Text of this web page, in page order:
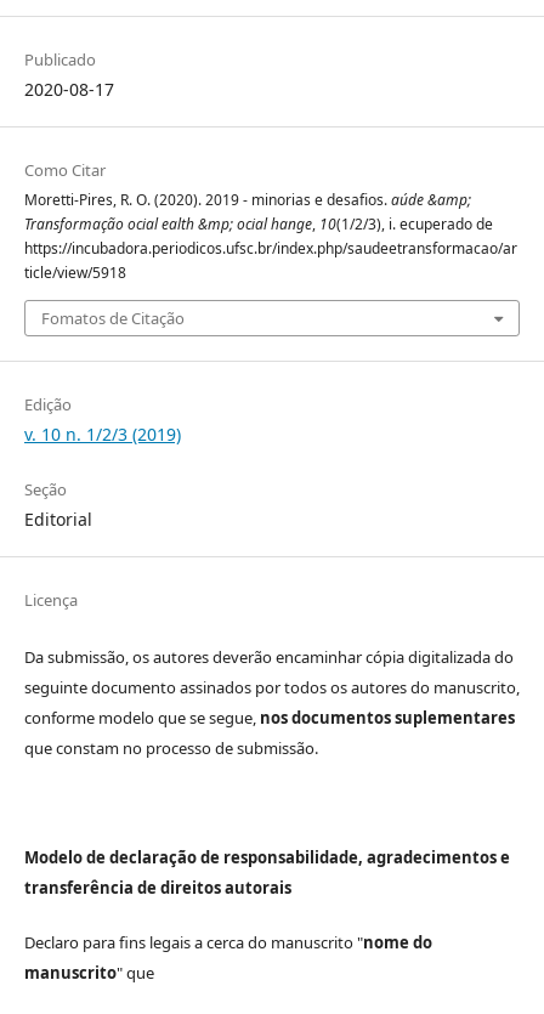
Publicado
2020-08-17
Como Citar
Moretti-Pires, R. O. (2020). 2019 - minorias e desafios.aúde &amp;
Transformação ocial ealth &mp; ocial hange, 10(1/2/3), i. ecuperado de
https://incubadora.periodicos.ufsc.br/index.php/saudeetransformacao/ar
ticle/view/5918
Fomatos de Citação
Edição
v. 10 n. 1/2/3 (2019)
Seção
Editorial
Licença
Da submissão, os autores deverão encaminhar cópia digitalizada do
seguinte documento assinados por todos os autores do manuscrito,
conforme modelo que se segue, nos documentos suplementares
que constam no processo de submissão.
Modelo de declaração de responsabilidade, agradecimentos e
transferência de direitos autorais
Declaro para fins legais a cerca do manuscrito "nome do
manuscrito" que